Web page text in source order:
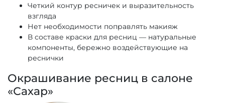
Четкий контур ресничек и выразительность
взгляда
Нет необходимости поправлять макияж
В составе краски для ресниц — натуральные
компоненты, бережно воздействующие на
реснички
Окрашивание ресниц в салоне
«Сахар»